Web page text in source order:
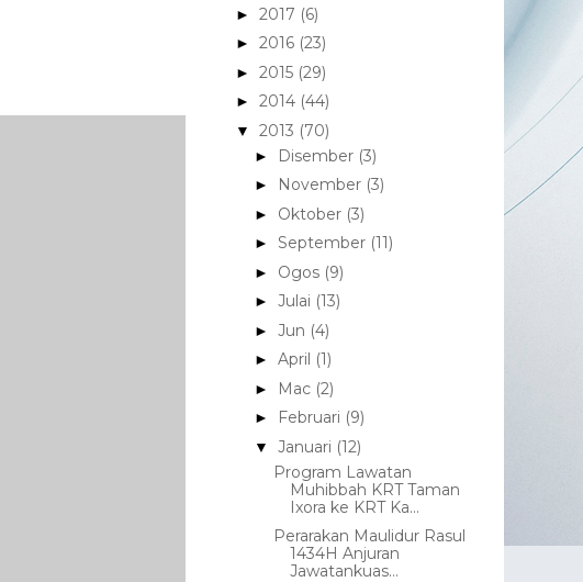
► 2017 (6)
► 2016 (23)
► 2015 (29)
► 2014 (44)
▼ 2013 (70)
► Disember (3)
► November (3)
► Oktober (3)
► September (11)
► Ogos (9)
► Julai (13)
► Jun (4)
► April (1)
► Mac (2)
► Februari (9)
▼ Januari (12)
Program Lawatan
Muhibbah KRT Taman
Ixora ke KRT Ka...
Perarakan Maulidur Rasul
1434H Anjuran
Jawatankuas...